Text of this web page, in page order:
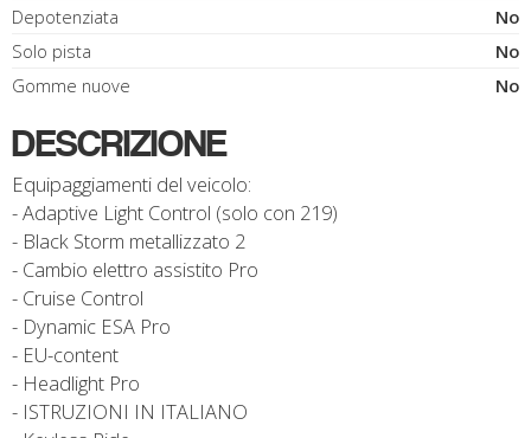
Depotenziata
No
Solo pista
No
Gomme nuove
No
DESCRIZIONE
Equipaggiamenti del veicolo:
- Adaptive Light Control (solo con 219)
- Black Storm metallizzato 2
- Cambio elettro assistito Pro
- Cruise Control
- Dynamic ESA Pro
- EU-content
- Headlight Pro
- ISTRUZIONI IN ITALIANO